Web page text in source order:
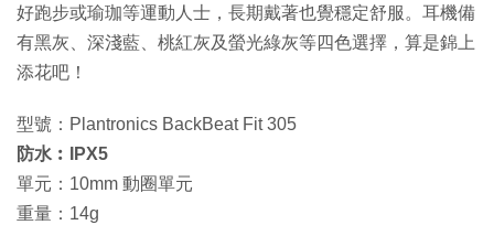
好跑步或瑜珈等運動人士，長期戴著也覺穩定舒服。耳機備
有黑灰、深淺藍、桃紅灰及螢光綠灰等四色選擇，算是錦上
添花吧！
型號：Plantronics BackBeat Fit 305
防水︰IPX5
單元：10mm 動圈單元
重量：14g